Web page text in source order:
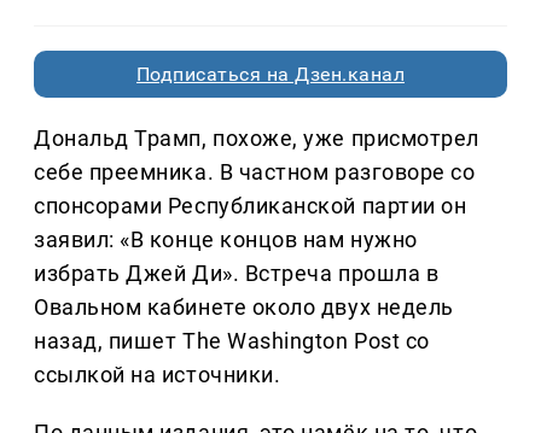
Подписаться на Дзен.канал
Дональд Трамп, похоже, уже присмотрел
себе преемника. В частном разговоре со
спонсорами Республиканской партии он
заявил: «В конце концов нам нужно
избрать Джей Ди». Встреча прошла в
Овальном кабинете около двух недель
назад, пишет The Washington Post со
ссылкой на источники.